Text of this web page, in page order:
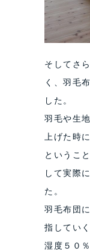
そしてさ
く、羽毛
した。
羽毛や生
上げた時
というこ
して実際
た。
羽毛布団
指してい
湿度５０